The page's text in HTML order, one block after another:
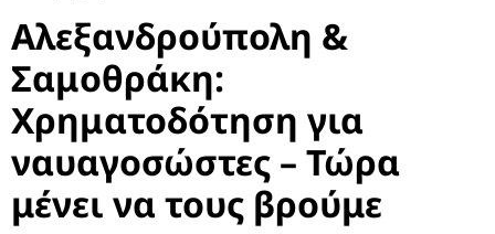
Αλεξανδρούπολη &
Σαμοθράκη:
Χρηματοδότηση για
ναυαγοσώστες – Τώρα
μένει να τους βρούμε